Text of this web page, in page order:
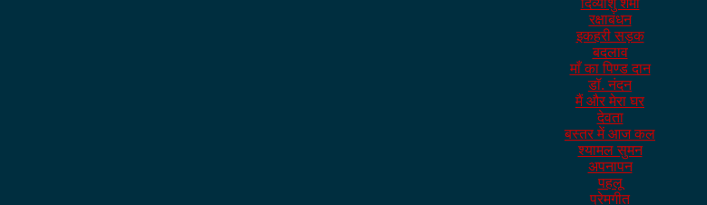
दिव्यांशु शर्मा
रक्षाबंधन
इकहरी सड़क
बदलाव
माँ का पिण्ड दान
डॉ. नंदन
मैं और मेरा घर
देवता
बस्तर में आज कल
श्यामल सुमन
अपनापन
पहलू
प्रेमगीत